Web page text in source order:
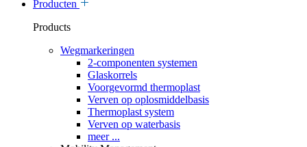
Producten
Products
Wegmarkeringen
2-componenten systemen
Glaskorrels
Voorgevormd thermoplast
Verven op oplosmiddelbasis
Thermoplast system
Verven op waterbasis
meer ...